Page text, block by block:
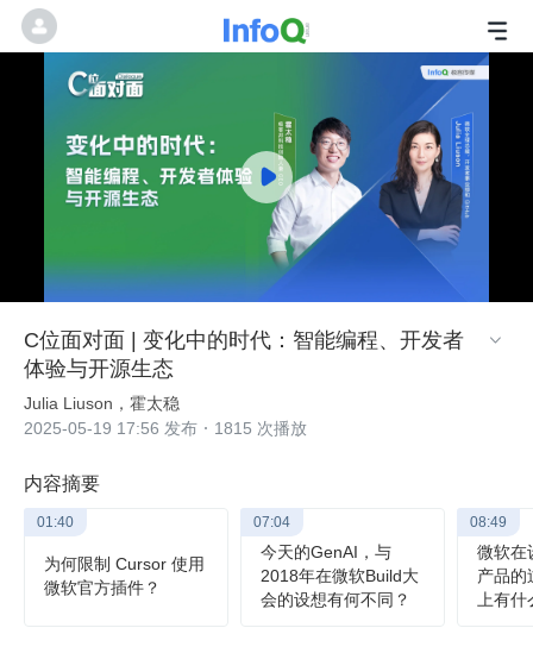
C位面对面 | 变化中的时代：智能编程、开发者
体验与开源生态

Julia Liuson，霍太稳
2025-05-19 17:56 发布
1815 次播放
内容摘要
01:40
为何限制 Cursor 使用
微软官方插件？
07:04
今天的GenAI，与
2018年在微软Build大
会的设想有何不同？
08:49
微软在
产品的
上有